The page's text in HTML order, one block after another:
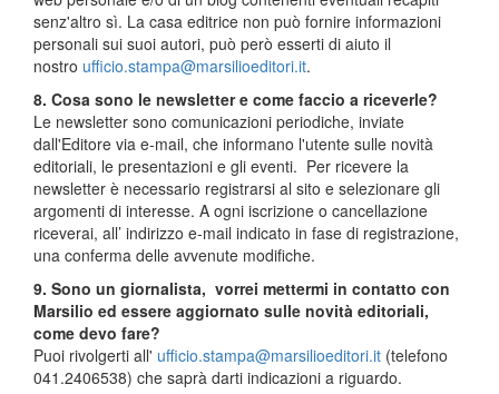
senz'altro sì. La casa editrice non può fornire informazioni
personali sui suoi autori, può però esserti di aiuto il
nostro ufficio.stampa@marsilioeditori.it.
8. Cosa sono le newsletter e come faccio a riceverle?
Le newsletter sono comunicazioni periodiche, inviate
dall'Editore via e-mail, che informano l'utente sulle novità
editoriali, le presentazioni e gli eventi. Per ricevere la
newsletter è necessario registrarsi al sito e selezionare gli
argomenti di interesse. A ogni iscrizione o cancellazione
riceverai, all’ indirizzo e-mail indicato in fase di registrazione,
una conferma delle avvenute modifiche.
9. Sono un giornalista, vorrei mettermi in contatto con
Marsilio ed essere aggiornato sulle novità editoriali,
come devo fare?
Puoi rivolgerti all' ufficio.stampa@marsilioeditori.it (telefono
041.2406538) che saprà darti indicazioni a riguardo.